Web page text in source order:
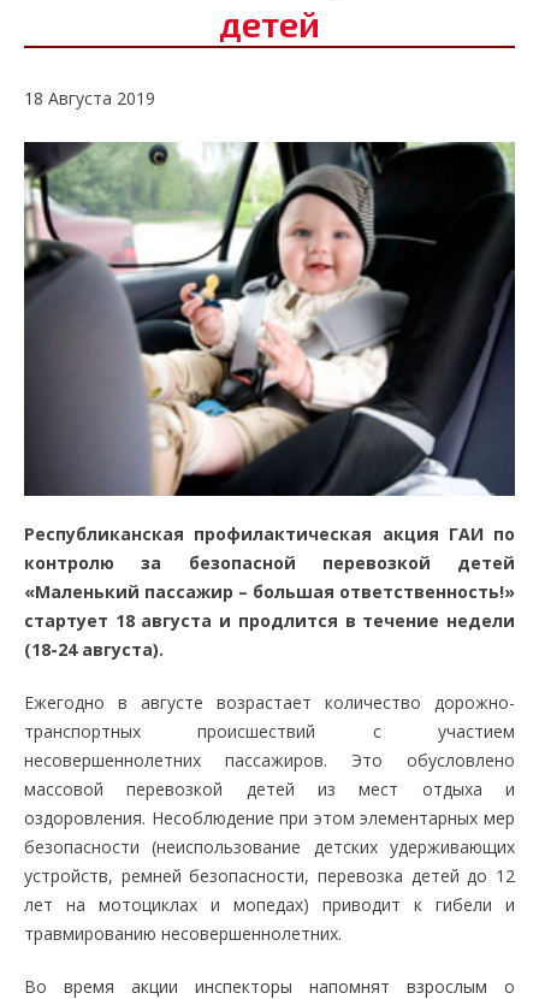
детей
18 Августа 2019
Республиканская профилактическая акция ГАИ по
контролю за безопасной перевозкой детей
«Маленький пассажир – большая ответственность!»
стартует 18 августа и продлится в течение недели
(18-24 августа).
Ежегодно в августе возрастает количество дорожно-
транспортных происшествий с участием
несовершеннолетних пассажиров. Это обусловлено
массовой перевозкой детей из мест отдыха и
оздоровления. Несоблюдение при этом элементарных мер
безопасности (неиспользование детских удерживающих
устройств, ремней безопасности, перевозка детей до 12
лет на мотоциклах и мопедах) приводит к гибели и
травмированию несовершеннолетних.
Во время акции инспекторы напомнят взрослым о